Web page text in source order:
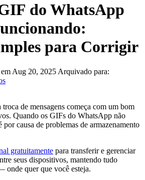
do WhatsApp
para Corrigir
Aug 20, 2025 Arquivado para:
de mensagens começa com um bom
Quando os GIFs do WhatsApp não
causa de problemas de armazenamento
gratuitamente para transferir e gerenciar
seus dispositivos, mantendo tudo
onde quer que você esteja.